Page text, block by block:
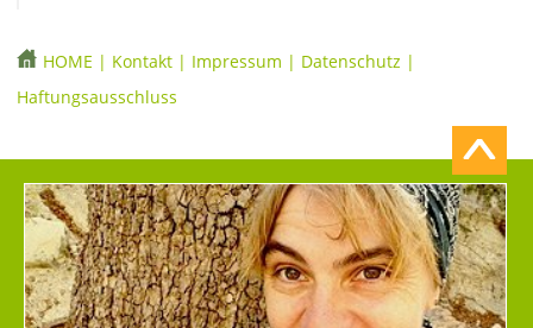
HOME | Kontakt | Impressum | Datenschutz |
Haftungsausschluss